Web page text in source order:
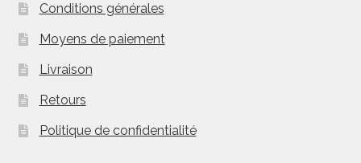
Conditions générales
Moyens de paiement
Livraison
Retours
Politique de confidentialité